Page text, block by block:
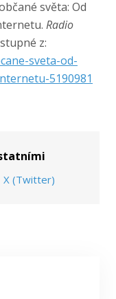
světa: Od
Radio
z:
sveta-od-
5190981
X (Twitter)